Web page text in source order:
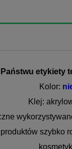
etykiety
Kolor:
Klej:
szybko